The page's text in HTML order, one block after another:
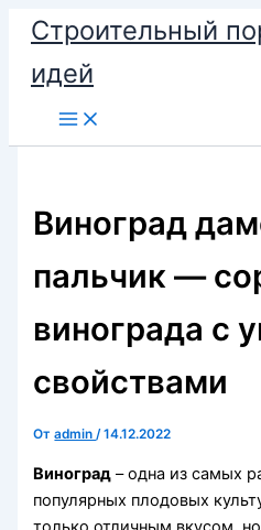
Перейти
содержимому
Строительный
идей
Виноград
пальчик —
винограда с
свойствами
Отadmin/14.12.2022
Виноград – одна из самых
популярных плодовых